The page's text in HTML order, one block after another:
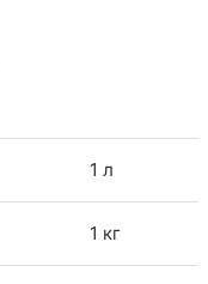
1 л
1 кг